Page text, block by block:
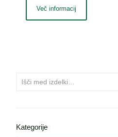
Več informacij
Kategorije